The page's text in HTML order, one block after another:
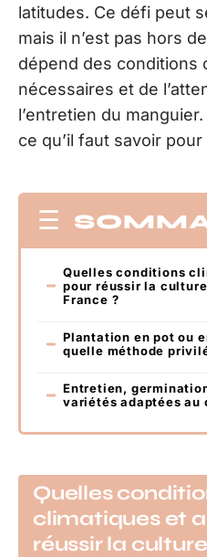
latitudes. Ce défi peut
mais il n’est pas hors
dépend des conditions
nécessaires et de
l’entretien du
ce qu’il faut savoir
Quelles conditions
pour réussir la
France ?
Plantation en pot ou
quelle méthode
Entretien,
variétés adaptées au
Quelles
climatiques et
réussir la